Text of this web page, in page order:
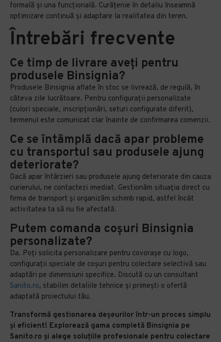
formală și una funcțională. Curățenie în detaliu înseamnă
optimizare continuă și adaptare la realitatea din teren.
Întrebări frecvente
Ce timp de livrare aveți pentru
produsele Binsignia?
Produsele Binsignia aflate în stoc se livrează, de regulă, în
câteva zile lucrătoare. Pentru configurații personalizate
(culori speciale, inscripționări, seturi configurate diferit),
termenul este comunicat clar înainte de confirmarea comenzii.
Ce se întâmplă dacă apar probleme
cu transportul sau produsele ajung
deteriorate?
Dacă apar întârzieri sau produsele ajung deteriorate din cauza
curierului, ne contactezi imediat. Gestionăm situația direct cu
firma de transport și organizăm schimb rapid, astfel încât
activitatea ta să nu fie afectată.
Putem comanda coșuri Binsignia
personalizate?
Da. Poți solicita personalizare pentru covorașe cu logo,
configurații speciale de coșuri pentru colectare selectivă sau
adaptări pe dimensiuni specifice. Discută cu un consultant
Sanito.ro, stabilim detaliile tehnice și primești o ofertă
adaptată proiectului tău.
Transformă gestionarea deșeurilor într-un proces simplu
și eficient! Explorează gama completă Binsignia pe
Sanito.ro și alege soluțiile profesionale pentru colectare